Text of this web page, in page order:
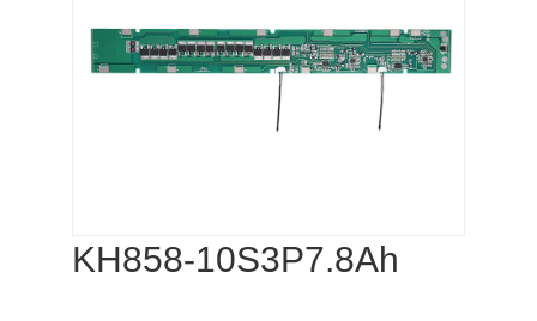
KH858-10S3P7.8Ah